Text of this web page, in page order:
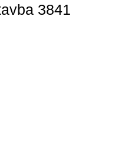
3841